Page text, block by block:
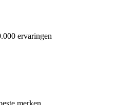
ervaringen
merken